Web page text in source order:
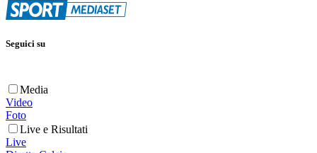
Seguici su
Media
Video
Foto
Live e Risultati
Live